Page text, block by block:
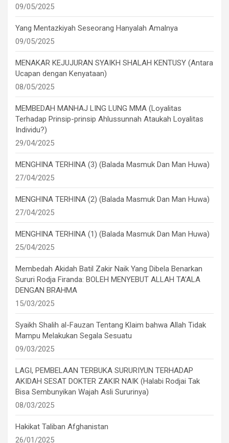
09/05/2025
Yang Mentazkiyah Seseorang Hanyalah Amalnya
09/05/2025
MENAKAR KEJUJURAN SYAIKH SHALAH KENTUSY (Antara
Ucapan dengan Kenyataan)
08/05/2025
MEMBEDAH MANHAJ LING LUNG MMA (Loyalitas
Terhadap Prinsip-prinsip Ahlussunnah Ataukah Loyalitas
Individu?)
29/04/2025
MENGHINA TERHINA (3) (Balada Masmuk Dan Man Huwa)
27/04/2025
MENGHINA TERHINA (2) (Balada Masmuk Dan Man Huwa)
27/04/2025
MENGHINA TERHINA (1) (Balada Masmuk Dan Man Huwa)
25/04/2025
Membedah Akidah Batil Zakir Naik Yang Dibela Benarkan
Sururi Rodja Firanda: BOLEH MENYEBUT ALLAH TA’ALA
DENGAN BRAHMA
15/03/2025
Syaikh Shalih al-Fauzan Tentang Klaim bahwa Allah Tidak
Mampu Melakukan Segala Sesuatu
09/03/2025
LAGI, PEMBELAAN TERBUKA SURURIYUN TERHADAP
AKIDAH SESAT DOKTER ZAKIR NAIK (Halabi Rodjai Tak
Bisa Sembunyikan Wajah Asli Sururinya)
08/03/2025
Hakikat Taliban Afghanistan
26/01/2025